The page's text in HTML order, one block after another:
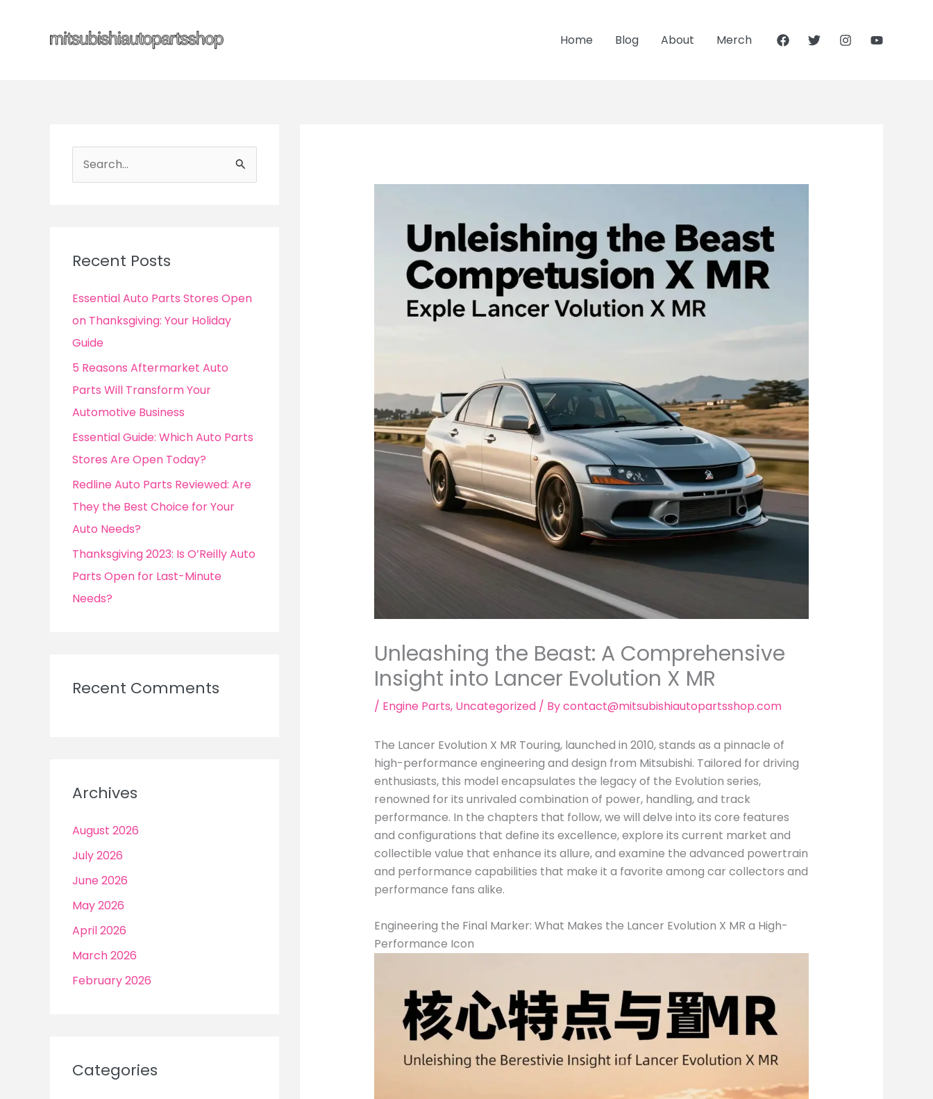
Home Blog About Merch
e
h
Recent Posts
Essential Auto Parts Stores Open
on Thanksgiving: Your Holiday
Guide
5 Reasons Aftermarket Auto
Parts Will Transform Your
Automotive Business
Essential Guide: Which Auto Parts
Stores Are Open Today?
Redline Auto Parts Reviewed: Are
They the Best Choice for Your
Auto Needs?
Thanksgiving 2023: Is O’Reilly Auto
Parts Open for Last-Minute
Needs?
Recent Comments
Archives
August 2026
July 2026
June 2026
May 2026
April 2026
March 2026
February 2026
Categories
Unleashing the Beast: A Comprehensive
Insight into Lancer Evolution X MR
/ Engine Parts, Uncategorized/ Bycontact@mitsubishiautopartsshop.com
The Lancer Evolution X MR Touring, launched in 2010, stands as a pinnacle of
high-performance engineering and design from Mitsubishi. Tailored for driving
enthusiasts, this model encapsulates the legacy of the Evolution series,
renowned for its unrivaled combination of power, handling, and track
performance. In the chapters that follow, we will delve into its core features
and configurations that define its excellence, explore its current market and
collectible value that enhance its allure, and examine the advanced powertrain
and performance capabilities that make it a favorite among car collectors and
performance fans alike.
Engineering the Final Marker: What Makes the Lancer Evolution X MR a High-
Performance Icon